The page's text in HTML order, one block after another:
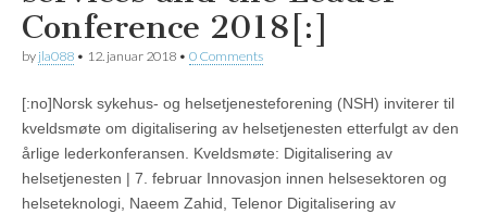
Conference 2018[:]
by jla088 • 12. januar 2018 • 0 Comments
[:no]Norsk sykehus- og helsetjenesteforening (NSH) inviterer til
kveldsmøte om digitalisering av helsetjenesten etterfulgt av den
årlige lederkonferansen. Kveldsmøte: Digitalisering av
helsetjenesten | 7. februar Innovasjon innen helsesektoren og
helseteknologi, Naeem Zahid, Telenor Digitalisering av